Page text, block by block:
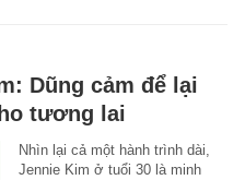
Dũng cảm để lại
tương lai
Nhìn lại cả một hành trình dài,
Jennie Kim ở tuổi 30 là minh